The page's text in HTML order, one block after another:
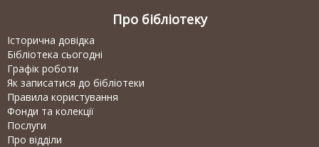
Про бібліотеку
Історична довідка
Бібліотека сьогодні
Графік роботи
Як записатися до бібліотеки
Правила користування
Фонди та колекції
Послуги
Про відділи